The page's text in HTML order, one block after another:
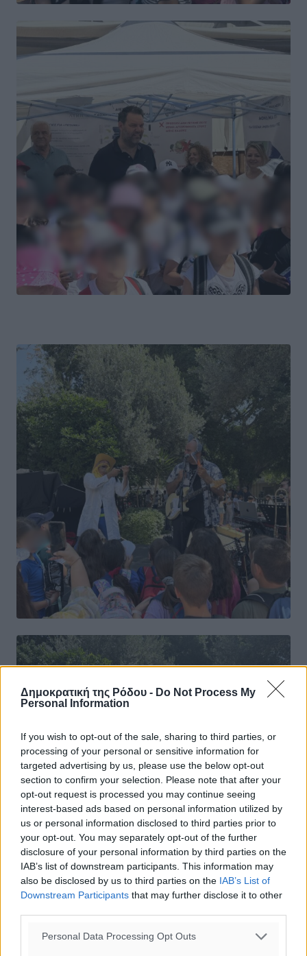
Δημοκρατική της Ρόδου - Do Not Process My
Personal Information
If you wish to opt-out of the sale, sharing to third parties, or
processing of your personal or sensitive information for
targeted advertising by us, please use the below opt-out
section to confirm your selection. Please note that after your
opt-out request is processed you may continue seeing
interest-based ads based on personal information utilized by
us or personal information disclosed to third parties prior to
your opt-out. You may separately opt-out of the further
disclosure of your personal information by third parties on the
IAB’s list of downstream participants. This information may
also be disclosed by us to third parties on the IAB’s List of
Downstream Participants that may further disclose it to other
Personal Data Processing Opt Outs